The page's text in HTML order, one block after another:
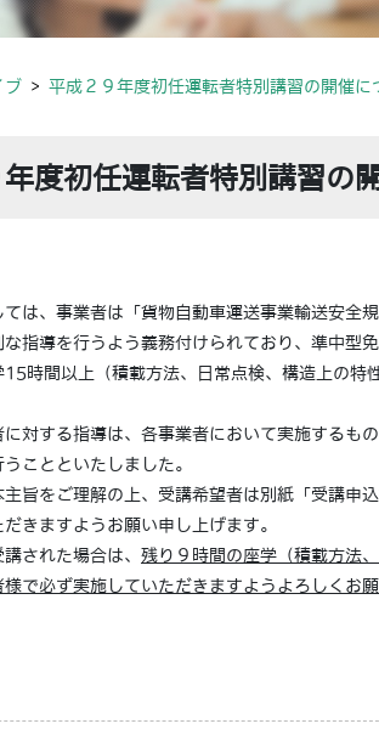
ブ 平成２９年度初任運転者特別講習の開催に
度初任運転者特別講習の
は、事業者は「貨物自動車運送事業輸送安全
指導を行うよう義務付けられており、準中
15時間以上（積載方法、日常点検、構造上の
対する指導は、各事業者において実施するも
ことといたしました。
旨をご理解の上、受講希望者は別紙「受講申込
きますようお願い申し上げます。
された場合は、 残り９時間の座学（積載方法
で必ず実施していただきますようよろしくお